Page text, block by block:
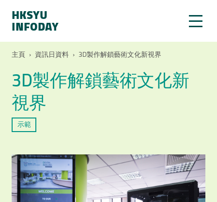
HKSYU
INFODAY
主頁 › 資訊日資料 › 3D製作解鎖藝術文化新視界
3D製作解鎖藝術文化新
視界
示範